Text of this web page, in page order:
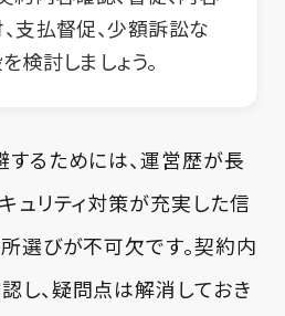
支払督促、少額訴訟な
検討しましょう。
するためには、運営歴が長
ュリティ対策が充実した信
選びが不可欠です。契約内
し、疑問点は解消しておき